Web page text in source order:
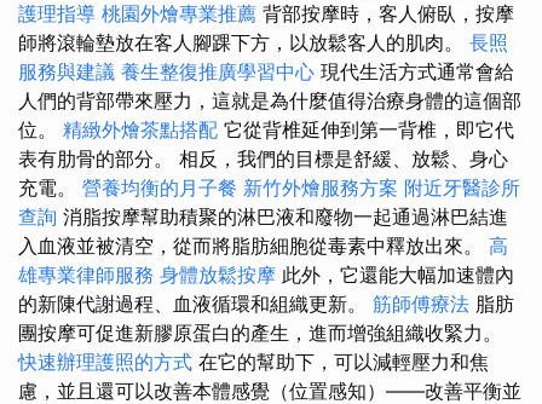
護理指導 桃園外燴專業推薦 背部按摩時，客人俯臥，按摩
師將滾輪墊放在客人腳踝下方，以放鬆客人的肌肉。 長照
服務與建議 養生整復推廣學習中心 現代生活方式通常會給
人們的背部帶來壓力，這就是為什麼值得治療身體的這個部
位。 精緻外燴茶點搭配 它從背椎延伸到第一背椎，即它代
表有肋骨的部分。 相反，我們的目標是舒緩、放鬆、身心
充電。 營養均衡的月子餐 新竹外燴服務方案 附近牙醫診所
查詢 消脂按摩幫助積聚的淋巴液和廢物一起通過淋巴結進
入血液並被清空，從而將脂肪細胞從毒素中釋放出來。 高
雄專業律師服務 身體放鬆按摩 此外，它還能大幅加速體內
的新陳代謝過程、血液循環和組織更新。 筋師傅療法 脂肪
團按摩可促進新膠原蛋白的產生，進而增強組織收緊力。
快速辦理護照的方式 在它的幫助下，可以減輕壓力和焦
慮，並且還可以改善本體感覺（位置感知）——改善平衡並